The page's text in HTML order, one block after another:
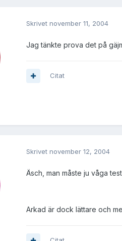
Skrivet november 11, 2004
Jag tänkte prova det på
Citat
Skrivet november 12, 2004
Äsch, man måste ju våga
Arkad är dock lättare och